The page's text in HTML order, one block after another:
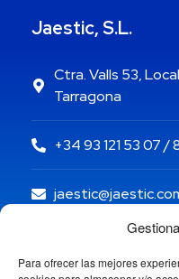
Para ofrecer las mejores
Jaestic, S.L.
Ctra. Valls 53,
Tarragona
+34 93 121 53 07 /